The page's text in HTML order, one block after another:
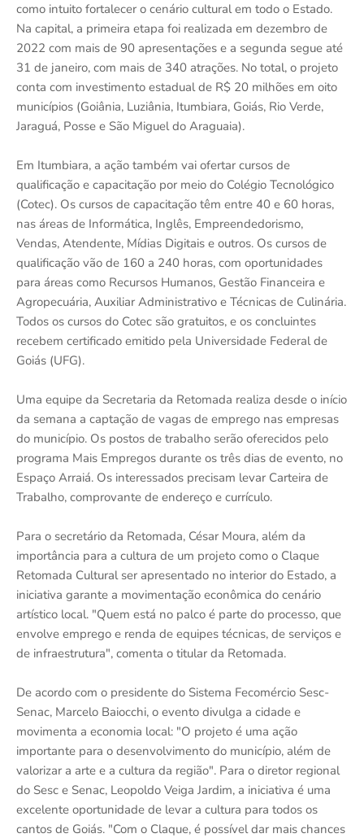
como intuito fortalecer o cenário cultural em todo o Estado.
Na capital, a primeira etapa foi realizada em dezembro de
2022 com mais de 90 apresentações e a segunda segue até
31 de janeiro, com mais de 340 atrações. No total, o projeto
conta com investimento estadual de R$ 20 milhões em oito
municípios (Goiânia, Luziânia, Itumbiara, Goiás, Rio Verde,
Jaraguá, Posse e São Miguel do Araguaia).
Em Itumbiara, a ação também vai ofertar cursos de
qualificação e capacitação por meio do Colégio Tecnológico
(Cotec). Os cursos de capacitação têm entre 40 e 60 horas,
nas áreas de Informática, Inglês, Empreendedorismo,
Vendas, Atendente, Mídias Digitais e outros. Os cursos de
qualificação vão de 160 a 240 horas, com oportunidades
para áreas como Recursos Humanos, Gestão Financeira e
Agropecuária, Auxiliar Administrativo e Técnicas de Culinária.
Todos os cursos do Cotec são gratuitos, e os concluintes
recebem certificado emitido pela Universidade Federal de
Goiás (UFG).
Uma equipe da Secretaria da Retomada realiza desde o início
da semana a captação de vagas de emprego nas empresas
do município. Os postos de trabalho serão oferecidos pelo
programa Mais Empregos durante os três dias de evento, no
Espaço Arraiá. Os interessados precisam levar Carteira de
Trabalho, comprovante de endereço e currículo.
Para o secretário da Retomada, César Moura, além da
importância para a cultura de um projeto como o Claque
Retomada Cultural ser apresentado no interior do Estado, a
iniciativa garante a movimentação econômica do cenário
artístico local. "Quem está no palco é parte do processo, que
envolve emprego e renda de equipes técnicas, de serviços e
de infraestrutura", comenta o titular da Retomada.
De acordo com o presidente do Sistema Fecomércio Sesc-
Senac, Marcelo Baiocchi, o evento divulga a cidade e
movimenta a economia local: "O projeto é uma ação
importante para o desenvolvimento do município, além de
valorizar a arte e a cultura da região". Para o diretor regional
do Sesc e Senac, Leopoldo Veiga Jardim, a iniciativa é uma
excelente oportunidade de levar a cultura para todos os
cantos de Goiás. "Com o Claque, é possível dar mais chances